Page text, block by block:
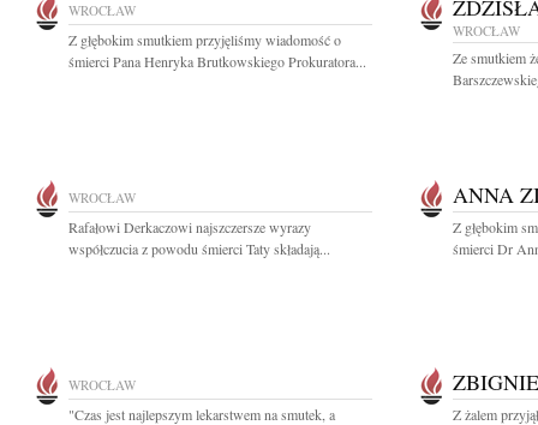
WROCŁAW
Z głębokim smutkiem przyjęliśmy wiadomość o
śmierci Pana Henryka Brutkowskiego Prokuratora...
WROCŁAW
Ze smutkiem
WROCŁAW
Rafałowi Derkaczowi najszczersze wyrazy
współczucia z powodu śmierci Taty składają...
ANNA
Z głębokim
śmierci Dr
WROCŁAW
"Czas jest najlepszym lekarstwem na smutek, a
Z żalem